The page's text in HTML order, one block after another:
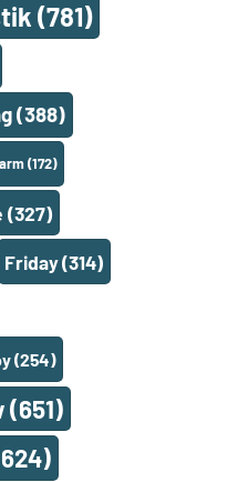
(781)
(388)
(172)
(327)
Friday(314)
(254)
(651)